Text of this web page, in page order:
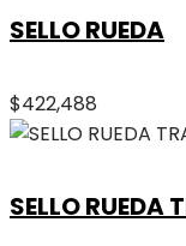
SELLO RUEDA
$422,488
SELLO RUEDA